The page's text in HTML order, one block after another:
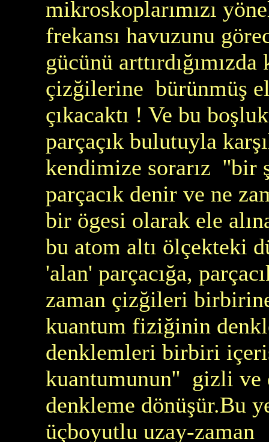
mikroskoplarımızı
frekansı havuzunu
gücünü
çizğilerine bürünmüş
çıkacaktı ! Ve bu
parçaçık bulutuyla
kendimize sorarız ''bir
parçacık denir ve ne
bir ögesi olarak ele
bu atom altı ölçekteki
'alan' parçacığa,
zaman çizğileri
kuantum fiziğinin
denklemleri birbiri
kuantumunun'' gizli ve
denkleme dönüşür.Bu
üçboyutlu uzay-